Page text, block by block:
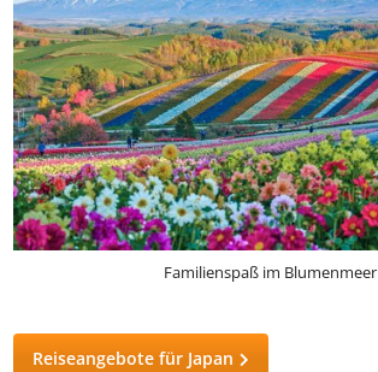
Familienspaß im Blumenmeer
Reiseangebote für Japan